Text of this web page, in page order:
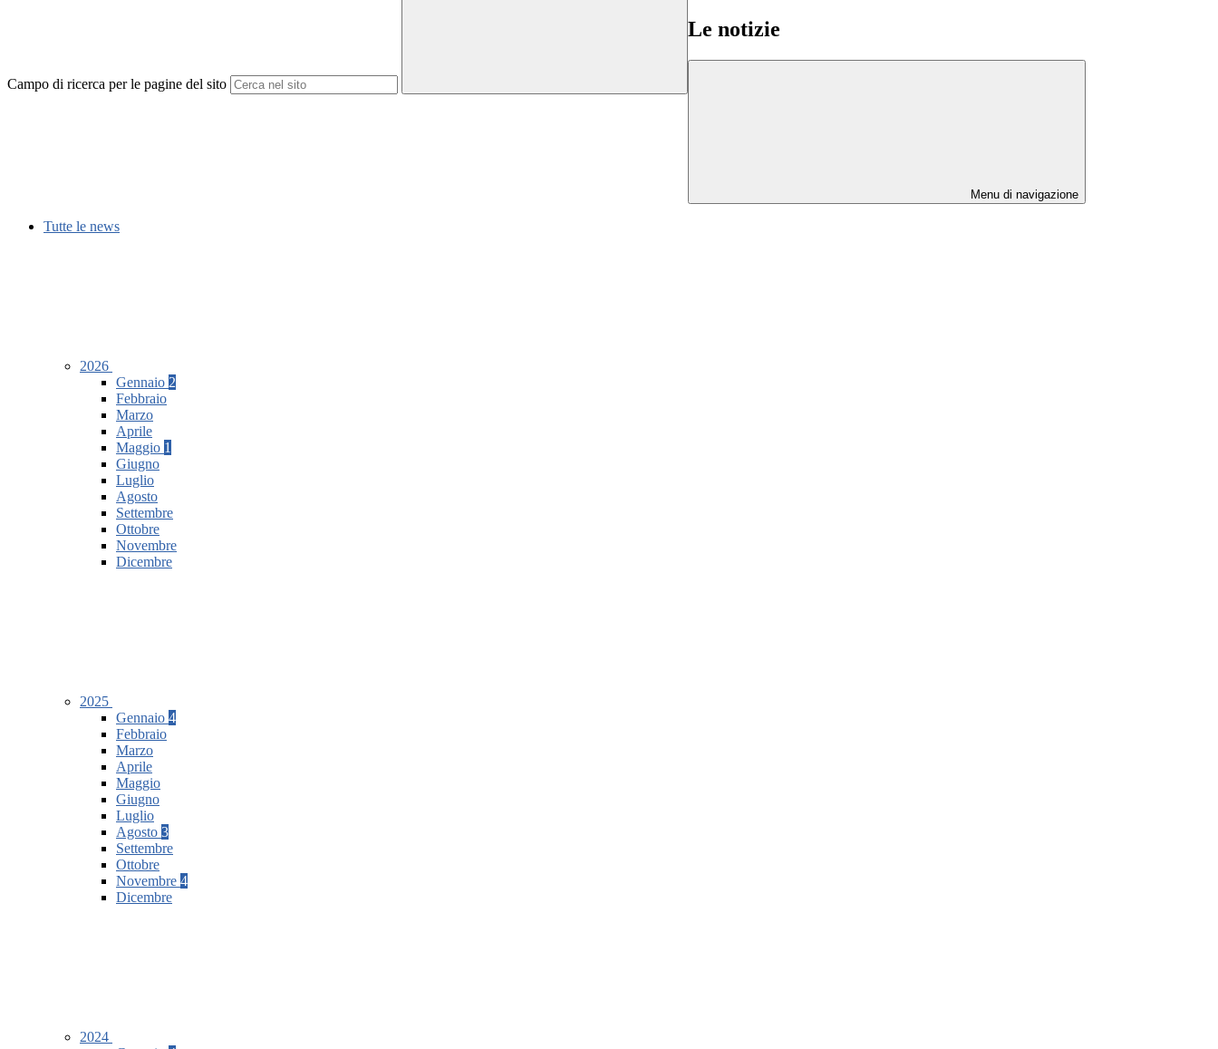
Campo di ricerca per le pagine del sito
Le notizie
Menu di navigazione
Tutte le news
2026
Gennaio 2
Febbraio
Marzo
Aprile
Maggio 1
Giugno
Luglio
Agosto
Settembre
Ottobre
Novembre
Dicembre
2025
Gennaio 4
Febbraio
Marzo
Aprile
Maggio
Giugno
Luglio
Agosto 3
Settembre
Ottobre
Novembre 4
Dicembre
2024